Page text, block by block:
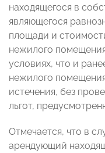
находящегося в
являющегося
площади и
нежилого
условиях, что и
нежилого
истечения, без
льгот,
Отмечается, что в
арендующий